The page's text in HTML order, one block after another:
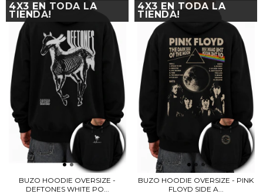
4X3 EN TODA LA
TIENDA!
BUZO HOODIE OVERSIZE -
DEFTONES WHITE PO...
4X3 EN TODA LA
TIENDA!
BUZO HOODIE OVERSIZE - PINK
FLOYD SIDE A...